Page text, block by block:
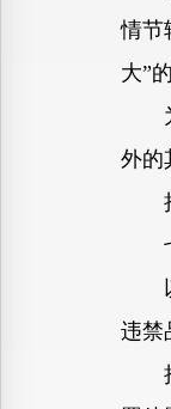
情节
大”
为
外的
抢
七
以
违禁
抢